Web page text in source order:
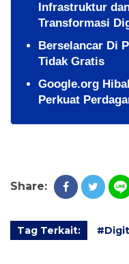
Infrastruktur
Transformasi
Berselancar Di
Tidak Gratis
Google.org
Perkuat
Share:
Tag Terkait: